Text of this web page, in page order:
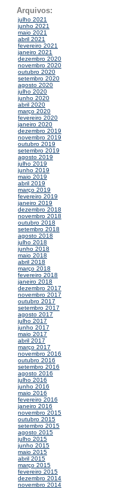
Arquivos:
julho 2021
junho 2021
maio 2021
abril 2021
fevereiro 2021
janeiro 2021
dezembro 2020
novembro 2020
outubro 2020
setembro 2020
agosto 2020
julho 2020
junho 2020
abril 2020
março 2020
fevereiro 2020
janeiro 2020
dezembro 2019
novembro 2019
outubro 2019
setembro 2019
agosto 2019
julho 2019
junho 2019
maio 2019
abril 2019
março 2019
fevereiro 2019
janeiro 2019
dezembro 2018
novembro 2018
outubro 2018
setembro 2018
agosto 2018
julho 2018
junho 2018
maio 2018
abril 2018
março 2018
fevereiro 2018
janeiro 2018
dezembro 2017
novembro 2017
outubro 2017
setembro 2017
agosto 2017
julho 2017
junho 2017
maio 2017
abril 2017
março 2017
novembro 2016
outubro 2016
setembro 2016
agosto 2016
julho 2016
junho 2016
maio 2016
fevereiro 2016
janeiro 2016
novembro 2015
outubro 2015
setembro 2015
agosto 2015
julho 2015
junho 2015
maio 2015
abril 2015
março 2015
fevereiro 2015
dezembro 2014
novembro 2014